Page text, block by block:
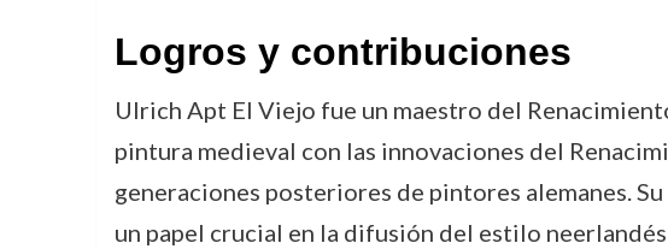
Logros y contribuciones
Ulrich Apt El Viejo fue un maestro del
pintura medieval con las innovaciones del
generaciones posteriores de pintores alemanes.
un papel crucial en la difusión del estilo